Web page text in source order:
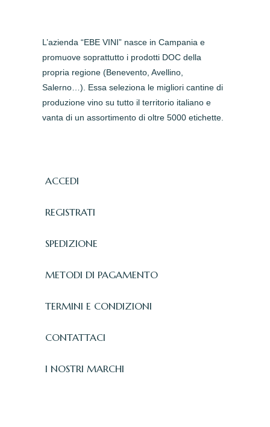
L’azienda “EBE VINI” nasce in Campania e
promuove soprattutto i prodotti DOC della
propria regione (Benevento, Avellino,
Salerno…). Essa seleziona le migliori cantine di
produzione vino su tutto il territorio italiano e
vanta di un assortimento di oltre 5000 etichette.
ACCEDI
REGISTRATI
SPEDIZIONE
METODI DI PAGAMENTO
TERMINI E CONDIZIONI
CONTATTACI
I NOSTRI MARCHI